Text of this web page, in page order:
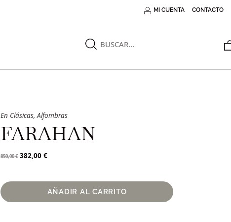
MI CUENTA CONTACTO
En Clásicas,Alfombras
FARAHAN
850,00€ 382,00 €
AÑADIR AL CARRITO